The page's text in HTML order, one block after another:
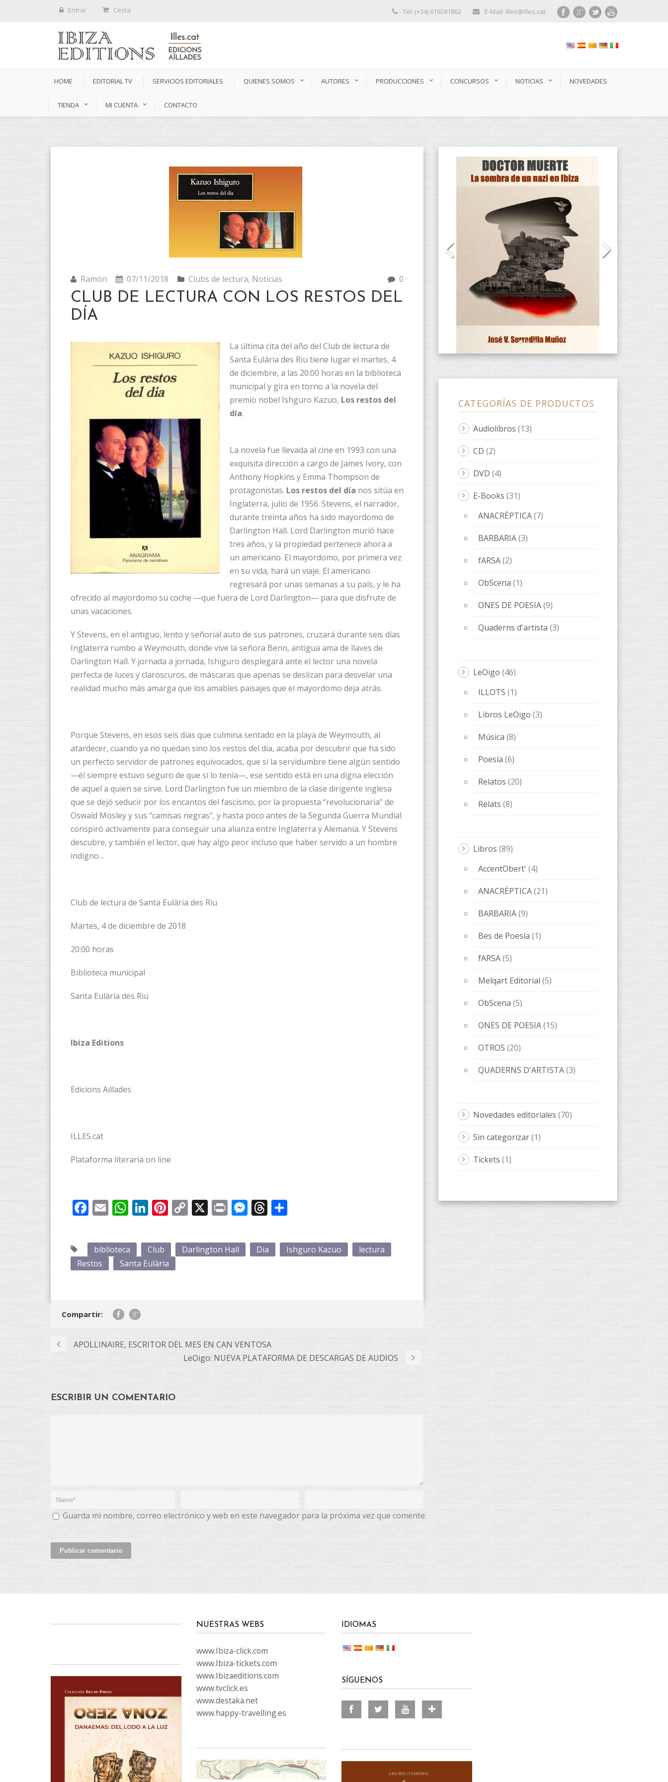
Entrar Cesta Tel: (+34) 619281862 E-Mail: illes@illes.cat
HOME EDITORIAL TV SERVICIOS EDITORIALES QUIENES SOMOS AUTORES PRODUCCIONES CONCURSOS NOTICIAS NOVEDADES
TIENDA MI CUENTA CONTACTO
Ramón 07/11/2018 Clubs de lectura, Noticias 0
CLUB DE LECTURA CON LOS RESTOS DEL
DÍA
La última cita del año del Club de lectura de
Santa Eulària des Riu tiene lugar el martes, 4
de diciembre, a las 20:00 horas en la biblioteca
municipal y gira en torno a la novela del
premio nobel Ishguro Kazuo, Los restos del
día.
La novela fue llevada al cine en 1993 con una
exquisita dirección a cargo de James Ivory, con
Anthony Hopkins y Emma Thompson de
protagonistas. Los restos del día nos sitúa en
Inglaterra, julio de 1956. Stevens, el narrador,
durante treinta años ha sido mayordomo de
Darlington Hall. Lord Darlington murió hace
tres años, y la propiedad pertenece ahora a
un americano. El mayordomo, por primera vez
en su vida, hará un viaje. El americano
regresará por unas semanas a su país, y le ha
ofrecido al mayordomo su coche —que fuera de Lord Darlington— para que disfrute de
unas vacaciones.
Y Stevens, en el antiguo, lento y señorial auto de sus patrones, cruzará durante seis días
Inglaterra rumbo a Weymouth, donde vive la señora Benn, antigua ama de llaves de
Darlington Hall. Y jornada a jornada, Ishiguro desplegará ante el lector una novela
perfecta de luces y claroscuros, de máscaras que apenas se deslizan para desvelar una
realidad mucho más amarga que los amables paisajes que el mayordomo deja atrás.
Porque Stevens, en esos seis días que culmina sentado en la playa de Weymouth, al
atardecer, cuando ya no quedan sino los restos del día, acaba por descubrir que ha sido
un perfecto servidor de patrones equivocados, que si la servidumbre tiene algún sentido
—él siempre estuvo seguro de que sí lo tenía—, ese sentido está en una digna elección
de aquel a quien se sirve. Lord Darlington fue un miembro de la clase dirigente inglesa
que se dejó seducir por los encantos del fascismo, por la propuesta “revolucionaria” de
Oswald Mosley y sus “camisas negras”, y hasta poco antes de la Segunda Guerra Mundial
conspiró activamente para conseguir una alianza entre Inglaterra y Alemania. Y Stevens
descubre, y también el lector, que hay algo peor incluso que haber servido a un hombre
indigno…
Club de lectura de Santa Eulària des Riu
Martes, 4 de diciembre de 2018
20:00 horas
Biblioteca municipal
Santa Eulària des Riu
Ibiza Editions
Edicions Aïllades
ILLES.cat
Plataforma literaria on line
Facebook
EmailWhatsApp
LinkedIn
Pinterest
Copy
X PrintMessenger
Threads
biblioteca Club Darlington Hall Dia Ishguro Kazuo
lectura
Restos
Santa Eulària
Compartir:
APOLLINAIRE, ESCRITOR DEL MES EN CAN VENTOSA
LeOigo: NUEVA PLATAFORMA DE DESCARGAS DE AUDIOS
ESCRIBIR UN COMENTARIO
Guarda mi nombre, correo electrónico y web en este navegador para la próxima vez que comente.
CATEGORÍAS DE PRODUCTOS
Audiolibros(13)
(4)
E-Books(31)
ANACRÈPTICA(7)
fARSA(2)
ObScena(1)
ONES DE POESIA (9)
Libros LeOigo
QUADERNS D'ARTISTA
Novedades editoriales
Sin categorizar (1)
Tickets (1)
NUESTRAS WEBS
www.Ibiza-click.com
www.Ibiza-tickets.com
www.Ibizaeditions.com
www.tvclick.es
www.destaka.net
www.happy-travelling.es
IDIOMAS
SÍGUENOS